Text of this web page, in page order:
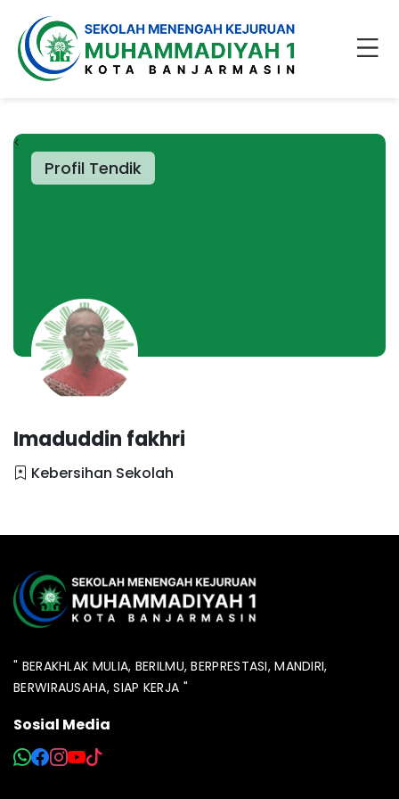
Profil Tendik
<
Imaduddin fakhri
Kebersihan Sekolah
" BERAKHLAK MULIA, BERILMU, BERPRESTASI, MANDIRI,
BERWIRAUSAHA, SIAP KERJA "
Sosial Media